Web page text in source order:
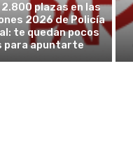
2.800 plazas en las
2026 de Policía
te quedan pocos
para apuntarte